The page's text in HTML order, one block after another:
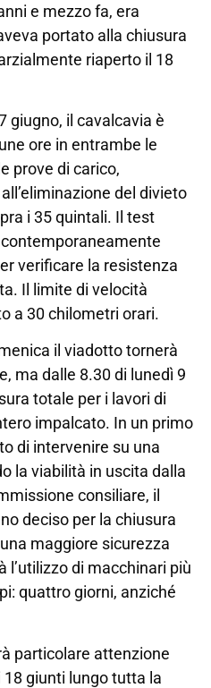
e mezzo fa, era
portato alla chiusura
riaperto il 18
giugno, il cavalcavia è
ore in entrambe le
prove di carico,
del divieto
i 35 quintali. Il test
verificare la resistenza
Il limite di velocità
a 30 chilometri orari.
il viadotto tornerà
ma dalle 8.30 di lunedì 9
totale per i lavori di
impalcato. In un primo
di intervenire su una
la viabilità in uscita dalla
consiliare, il
deciso per la chiusura
maggiore sicurezza
l’utilizzo di macchinari più
quattro giorni, anziché
particolare attenzione
giunti lungo tutta la